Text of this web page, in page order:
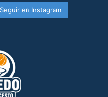
Seguir en Instagram